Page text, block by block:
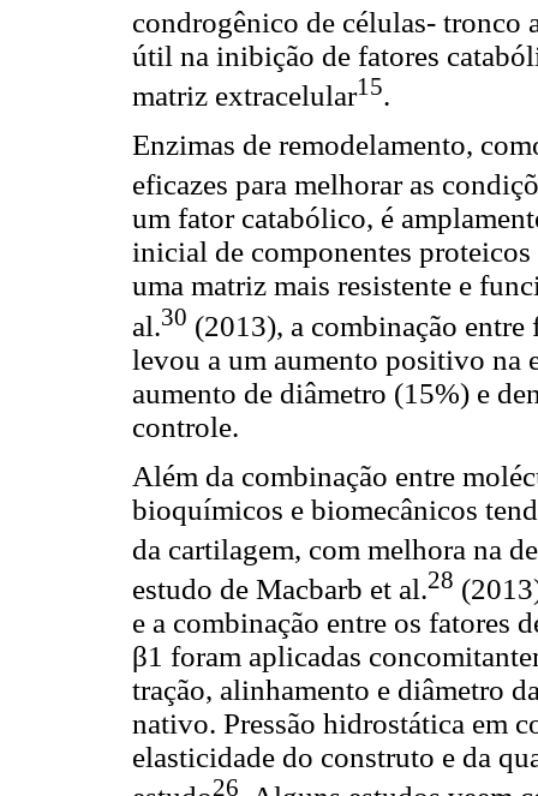
condrogênico de células- tronco
útil na inibição de fatores
matriz extracelular15.
Enzimas de remodelamento,
eficazes para melhorar as
um fator catabólico, é
inicial de componentes
uma matriz mais resistente e
al.30 (2013), a combinação
levou a um aumento positivo na
aumento de diâmetro (15%) e
controle.
Além da combinação entre
bioquímicos e biomecânicos
da cartilagem, com melhora na
estudo de Macbarb et al.28
e a combinação entre os fatores
β1 foram aplicadas
tração, alinhamento e diâmetro
nativo. Pressão hidrostática em
elasticidade do construto e da
26